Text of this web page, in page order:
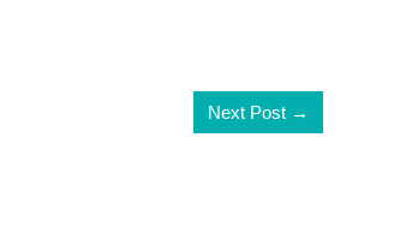
Next Post →